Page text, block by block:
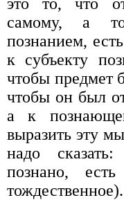
самому, а
познанием,
к субъекту
чтобы предмет
чтобы он был
а к
выразить эту
надо
познано,
тождественное).